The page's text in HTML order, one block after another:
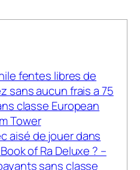
fentes libres de
sans aucun frais a 75
classe European
Tower
aisé de jouer dans
of Ra Deluxe ? –
sans classe